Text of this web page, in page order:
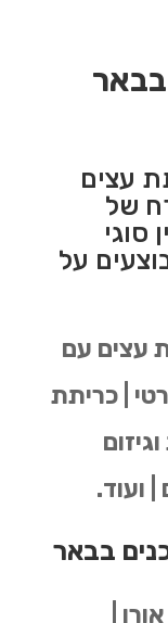
עצים
של
סוגי
על
עצים עם
| כריתת
ועוד.
בבאר
|